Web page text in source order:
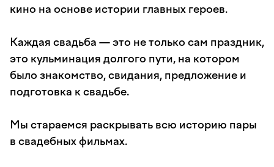
кино на основе истории главных героев.
Каждая свадьба — это не только сам праздник,
это кульминация долгого пути, на котором
было знакомство, свидания, предложение и
подготовка к свадьбе.
Мы стараемся раскрывать всю историю пары
в свадебных фильмах.